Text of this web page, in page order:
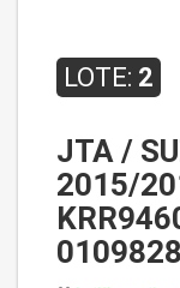
LOTE: 2
JTA /
2015/